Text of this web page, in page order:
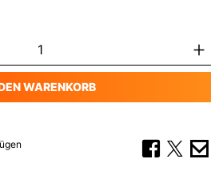
Gib den gewünschten
WARENKORB